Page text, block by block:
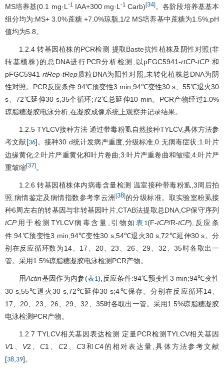
MS培养基(0.1 mg·L -1IAA+300 mg·L -1Carb)[34]。各阶段培养基基本
组分均为:MS+ 3.0%蔗糖 +7.0%琼脂,1/2 MS培养基中蔗糖为1.5%,pH
值均为5.8。
1.2.4 转基因植株的PCR检测 提取Baste抗性植株及阴性对照(非
转基植株)的总DNA进行PCR分析检测,以pFGC5941-rtCP-tCP和
pFGC5941-rtRep-tRep质粒DNA为阳性对照,未转化植株总DNA为阴
性对照。PCR反应条件:94℃预变性3 min;94℃变性30 s、55℃退火30
s、72℃延伸30 s,35个循环;72℃总延伸10 min。PCR产物经过1.0%
琼脂糖凝胶电泳分析,在凝胶成像系统上观察并记录结果。
1.2.5 TYLCV接种方法 通过带毒粉虱自然接种TYLCV,具体方法参
考文献[36]。接种30 d统计发病严重度,分级标准,0:无病毒症状;1:叶片
边缘黄化;2:叶片严重黄化和叶片卷曲;3:叶片严重卷曲和皱缩;4:叶片严
重皱缩[37]。
1.2.6 转基因植株体内病毒含量检测 温室接种带毒粉虱,3周后拍
照,病情鉴定及病情指数参考李云洲 [38]的分级标准。取实验室粉虱接
种6周左右的转基因与非转基因叶片,CTAB法提取总DNA,CP保守序列
tCP用于检测TYLCV病毒含量,引物如 表1(F-tCP/R-tCP),反应条
件:94℃预变性3 min;94℃变性30 s,54℃退火30 s,72℃延伸30 s。分
别在反应循环数为14、17、20、23、26、29、32、35时各取出一
管。采用1.5%琼脂糖凝胶电泳检测PCR产物。
用Actin基因作为内参(表1),反应条件:94℃预变性3 min;94℃变性
30 s,55℃退火30 s,72℃延伸30 s;4℃保存。分别在反应循环14、
17、20、23、26、29、32、35时各取出一管。采用1.5%琼脂糖凝胶
电泳检测PCR产物。
1.2.7 TYLCV相关基因表达检测 定量PCR检测TYLCV相关基因
V1、 V2、C1、 C2、 C3和C4的相对表达量,具体方法参考文献
[38 39]。